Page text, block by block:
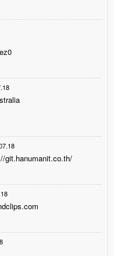
git.hanumanit.co.th/